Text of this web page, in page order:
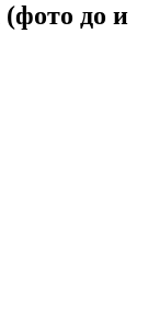
(фото до и